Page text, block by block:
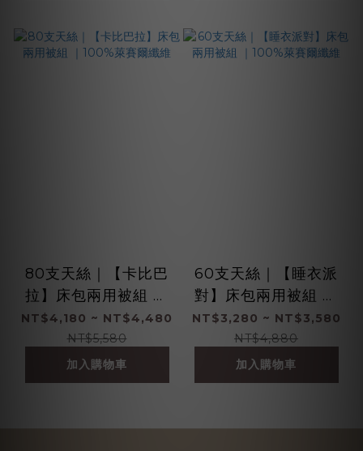
80支天絲｜【卡比巴
拉】床包兩用被組 ｜
100%萊賽爾纖維
NT$4,180 ~ NT$4,480
NT$5,580
加入購物車
60支天絲｜【睡衣派
對】床包兩用被組 ｜
100%萊賽爾纖維
NT$3,280 ~ NT$3,580
NT$4,880
加入購物車